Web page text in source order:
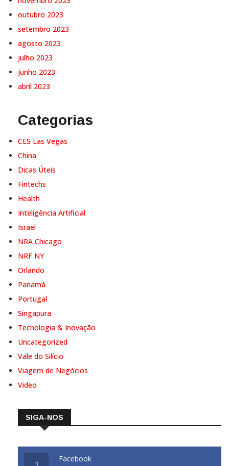
outubro 2023
setembro 2023
agosto 2023
julho 2023
junho 2023
abril 2023
Categorias
CES Las Vegas
China
Dicas Úteis
Fintechs
Health
Inteligência Artificial
Israel
NRA Chicago
NRF NY
Orlando
Panamá
Portugal
Singapura
Tecnologia & Inovação
Uncategorized
Vale do Silício
Viagem de Negócios
Video
SIGA-NOS
Facebook